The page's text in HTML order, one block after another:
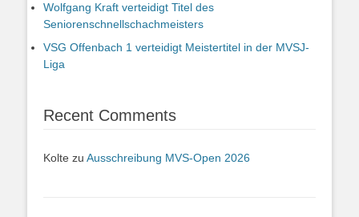
Wolfgang Kraft verteidigt Titel des
Seniorenschnellschachmeisters
VSG Offenbach 1 verteidigt Meistertitel in der MVSJ-
Liga
Recent Comments
Kolte zu Ausschreibung MVS-Open 2026